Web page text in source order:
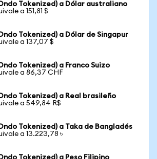
Tokenized) a Dólar australiano
a 151,81 $
Tokenized) a Dólar de Singapur
a 137,07 $
Tokenized) a Franco Suizo
a 86,37 CHF
Tokenized) a Real brasileño
a 549,84 R$
Tokenized) a Taka de Bangladés
a 13.223,78 ৳
Tokenized) a Peso Filipino